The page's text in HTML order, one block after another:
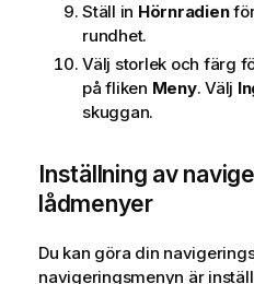
Ställ in Hörnradienför
rundhet.
Välj storlek och färg
på fliken Meny. Välj
skuggan.
Inställning av
lådmenyer
Du kan göra din
navigeringsmenyn är